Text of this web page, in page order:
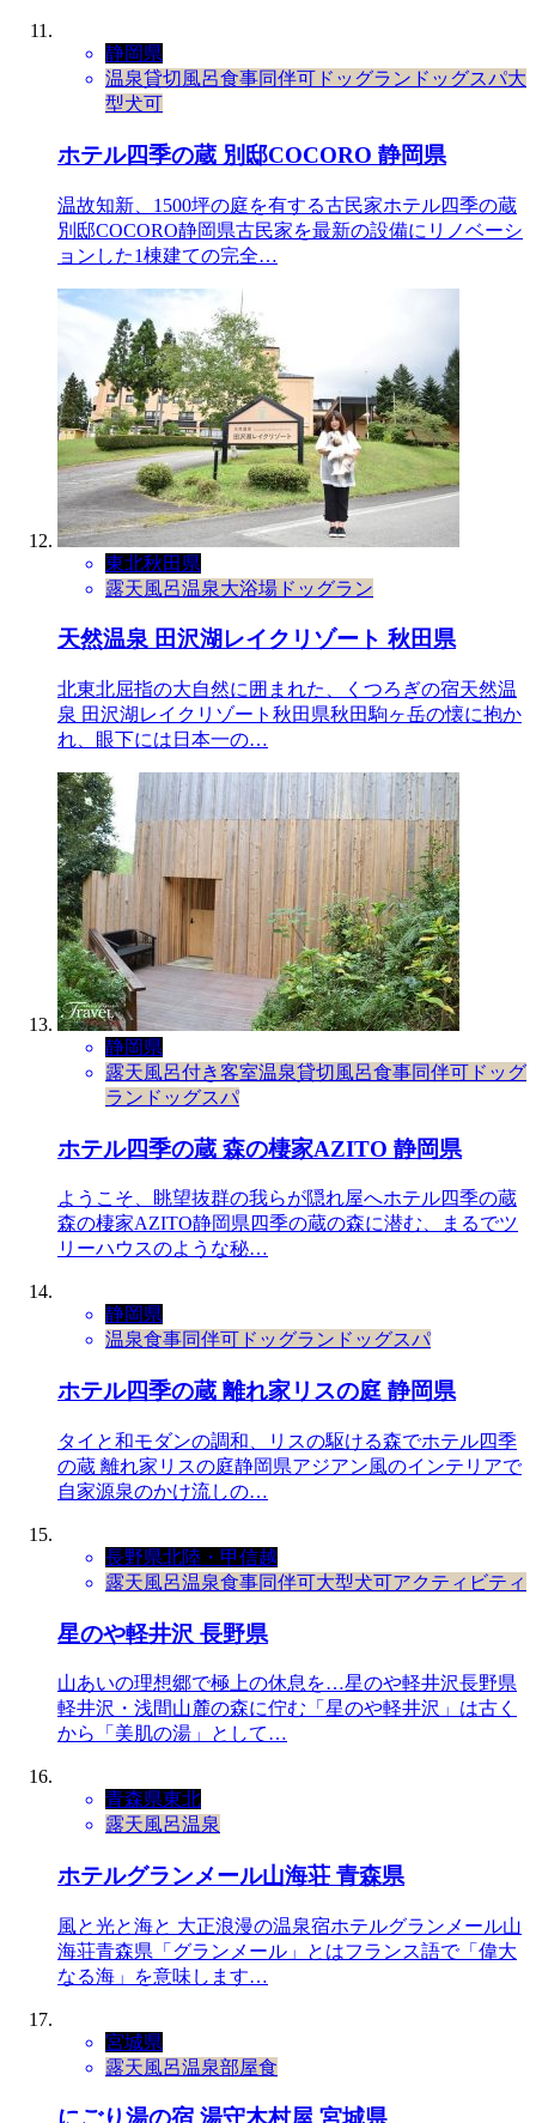
静岡県
温泉貸切風呂食事同伴可 ドッグラン ドッグスパ大
型犬可
ホテル四季の蔵 別邸COCORO 静岡県
温故知新、1500坪の庭を有する古民家ホテル四季の蔵
別邸COCORO静岡県古民家を最新の設備にリノベーシ
ョンした1棟建ての完全…
東北秋田県
露天風呂温泉大浴場 ドッグラン
天然温泉 田沢湖レイクリゾート 秋田県
北東北屈指の大自然に囲まれた、くつろぎの宿天然温
泉 田沢湖レイクリゾート秋田県秋田駒ヶ岳の懐に抱か
れ、眼下には日本一の…
静岡県
露天風呂付き客室温泉貸切風呂食事同伴可 ドッグ
ラン ドッグスパ
ホテル四季の蔵 森の棲家AZITO 静岡県
ようこそ、眺望抜群の我らが隠れ屋へホテル四季の蔵
森の棲家AZITO静岡県四季の蔵の森に潜む、まるでツ
リーハウスのような秘…
静岡県
温泉食事同伴可 ドッグラン ドッグスパ
ホテル四季の蔵 離れ家リスの庭 静岡県
タイと和モダンの調和、リスの駆ける森でホテル四季
の蔵 離れ家リスの庭静岡県アジアン風のインテリアで
自家源泉のかけ流しの…
長野県北陸・甲信越
露天風呂温泉食事同伴可大型犬可アクティビティ
星のや軽井沢 長野県
山あいの理想郷で極上の休息を…星のや軽井沢長野県
軽井沢・浅間山麓の森に佇む「星のや軽井沢」は古く
から「美肌の湯」として…
青森県東北
露天風呂温泉
ホテルグランメール山海荘 青森県
風と光と海と 大正浪漫の温泉宿ホテルグランメール山
海荘青森県「グランメール」とはフランス語で「偉大
なる海」を意味します…
宮城県
露天風呂温泉部屋食